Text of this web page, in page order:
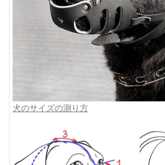
犬のサイズの測り方